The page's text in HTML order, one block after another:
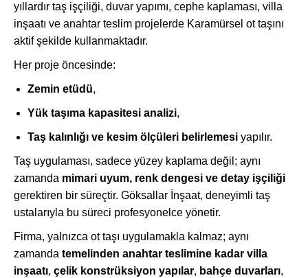
yıllardır taş işçiliği, duvar yapımı, cephe kaplaması, villa
inşaatı ve anahtar teslim projelerde Karamürsel ot taşını
aktif şekilde kullanmaktadır.
Her proje öncesinde:
Zemin etüdü,
Yük taşıma kapasitesi analizi,
Taş kalınlığı ve kesim ölçüleri belirlemesi yapılır.
Taş uygulaması, sadece yüzey kaplama değil; aynı
zamanda mimari uyum, renk dengesi ve detay işçiliği
gerektiren bir süreçtir. Göksallar İnşaat, deneyimli taş
ustalarıyla bu süreci profesyonelce yönetir.
Firma, yalnızca ot taşı uygulamakla kalmaz; aynı
zamanda temelinden anahtar teslimine kadar villa
inşaatı, çelik konstrüksiyon yapılar, bahçe duvarları,